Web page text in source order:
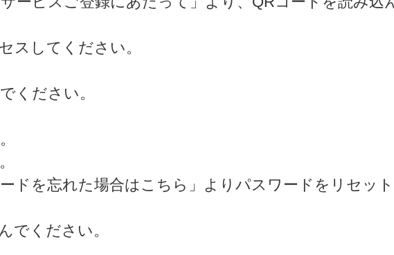
スしてください。
ください。
ドを忘れた場合はこちら」よりパスワードをリセット
でください。